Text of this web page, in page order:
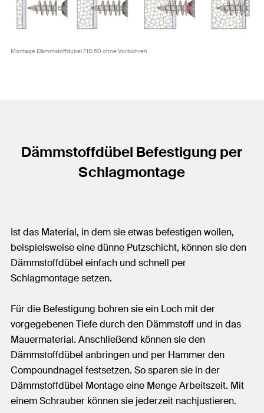
Montage Dämmstoffdübel FID 50 ohne Vorbohren
Dämmstoffdübel Befestigung per
Schlagmontage
Ist das Material, in dem sie etwas befestigen wollen,
beispielsweise eine dünne Putzschicht, können sie den
Dämmstoffdübel einfach und schnell per
Schlagmontage setzen.
Für die Befestigung bohren sie ein Loch mit der
vorgegebenen Tiefe durch den Dämmstoff und in das
Mauermaterial. Anschließend können sie den
Dämmstoffdübel anbringen und per Hammer den
Compoundnagel festsetzen. So sparen sie in der
Dämmstoffdübel Montage eine Menge Arbeitszeit. Mit
einem Schrauber können sie jederzeit nachjustieren.